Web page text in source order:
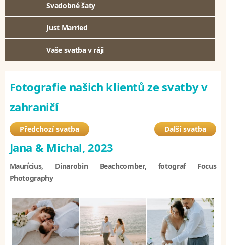
Svadobné šaty
Just Married
Vaše svatba v ráji
Fotografie našich klientů ze svatby v
zahraničí
Předchozí svatba Další svatba
Jana & Michal, 2023
Maurícius, Dinarobin Beachcomber, fotograf Focus
Photography